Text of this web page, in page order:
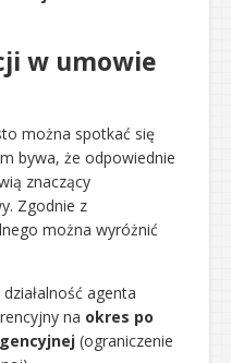
w umowie
można spotkać się
bywa, że odpowiednie
znaczący
Zgodnie z
można wyróżnić
agenta
na okres po
(ograniczenie